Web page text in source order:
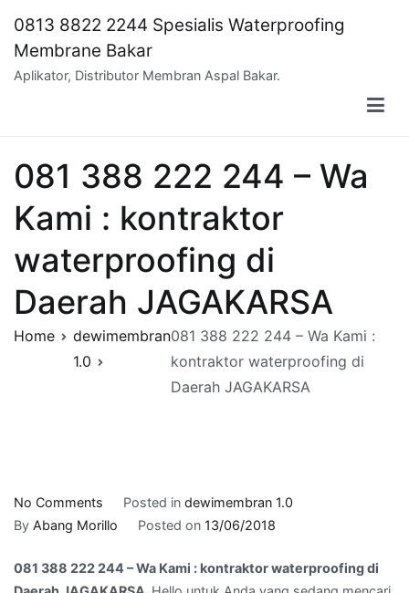
content
0813 8822 2244 Spesialis Waterproofing
Membrane Bakar
Aplikator, Distributor Membran Aspal Bakar.
081 388 222 244 – Wa
Kami : kontraktor
waterproofing di
Daerah JAGAKARSA
Home
dewimembran
1.0
081 388 222 244 – Wa Kami :
kontraktor waterproofing di
Daerah JAGAKARSA
No Comments
081
222
Posted in dewimembran 1.0
By Abang Morillo Posted on 13/06/2018
081 388 222 244 – Wa Kami : kontraktor waterproofing di